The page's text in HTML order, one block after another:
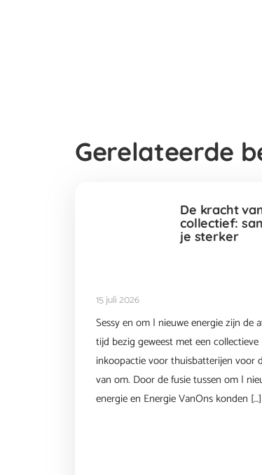
Gerelateerde
De kracht
collectief:
je sterker
15 juli 2026
Sessy en om | nieuwe energie zijn de
tijd bezig geweest met een collectieve
inkoopactie voor thuisbatterijen voor
van om. Door de fusie tussen om |
energie en Energie VanOns konden […]